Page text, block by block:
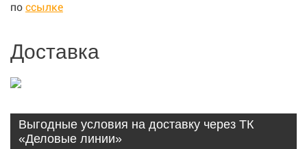
по ссылке
Доставка
Выгодные условия на доставку через ТК
«Деловые линии»